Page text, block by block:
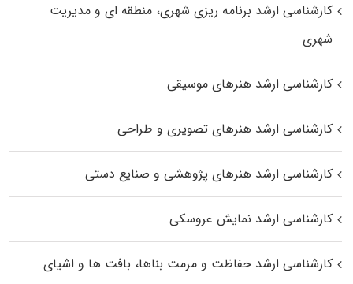
کارشناسی ارشد برنامه ریزی شهری، منطقه‌ ای و مدیریت
شهری
کارشناسی ارشد هنرهای موسیقی
کارشناسی ارشد هنرهای تصویری و طراحی
کارشناسی ارشد هنرهای پژوهشی و صنایع دستی
کارشناسی ارشد نمایش عروسکی
کارشناسی ارشد حفاظت و مرمت بناها، بافت‌ ها و اشیای